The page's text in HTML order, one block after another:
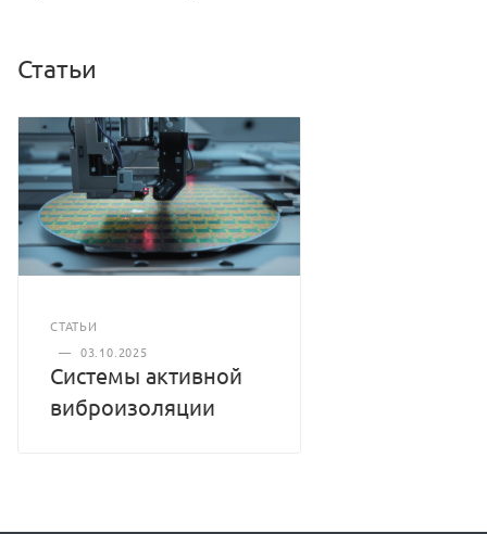
Статьи
СТАТЬИ
— 03.10.2025
Системы активной
виброизоляции